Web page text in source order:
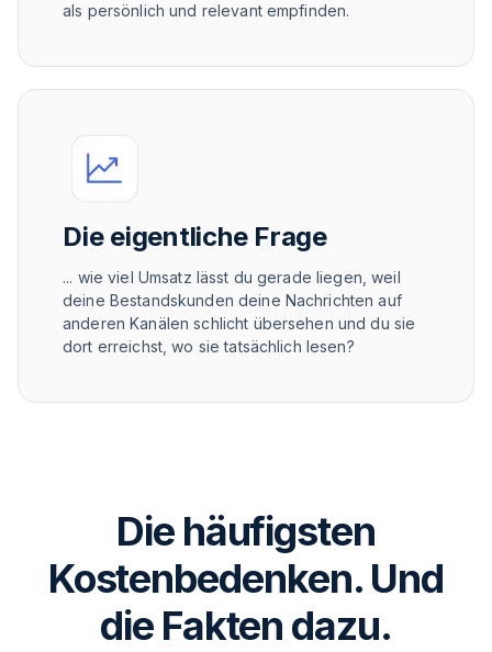
als persönlich und relevant empfinden.
Die eigentliche Frage
... wie viel Umsatz lässt du gerade liegen, weil
deine Bestandskunden deine Nachrichten auf
anderen Kanälen schlicht übersehen und du sie
dort erreichst, wo sie tatsächlich lesen?
Die häufigsten
Kostenbedenken. Und
die Fakten dazu.